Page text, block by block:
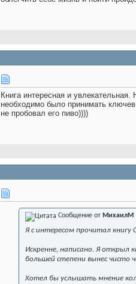
Книга интересная и
необходимо было принимать
не пробовал его пиво))))
Сообщение от МихаилМ
Я с интересом прочитал книгу
Искренне, написано. Я открыл
большей степени вынес чисто
Хотел бы услышать мнение